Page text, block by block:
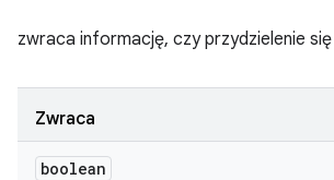
zwraca informację, czy przydzielenie
Zwraca
boolean